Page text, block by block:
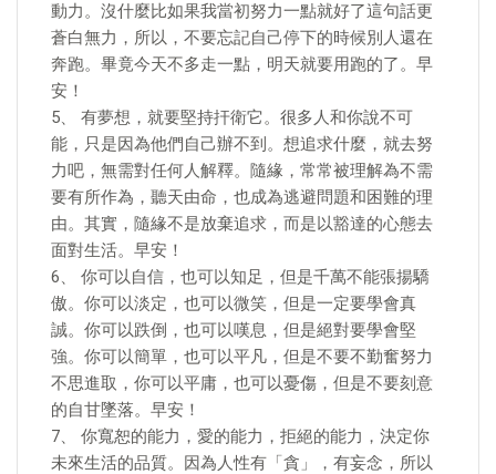
動力。沒什麼比如果我當初努力一點就好了這句話更
蒼白無力，所以，不要忘記自己停下的時候別人還在
奔跑。畢竟今天不多走一點，明天就要用跑的了。早
安！
5、 有夢想，就要堅持扞衛它。很多人和你說不可
能，只是因為他們自己辦不到。想追求什麼，就去努
力吧，無需對任何人解釋。隨緣，常常被理解為不需
要有所作為，聽天由命，也成為逃避問題和困難的理
由。其實，隨緣不是放棄追求，而是以豁達的心態去
面對生活。早安！
6、 你可以自信，也可以知足，但是千萬不能張揚驕
傲。你可以淡定，也可以微笑，但是一定要學會真
誠。你可以跌倒，也可以嘆息，但是絕對要學會堅
強。你可以簡單，也可以平凡，但是不要不勤奮努力
不思進取，你可以平庸，也可以憂傷，但是不要刻意
的自甘墜落。早安！
7、 你寬恕的能力，愛的能力，拒絕的能力，決定你
未來生活的品質。因為人性有「貪」，有妄念，所以